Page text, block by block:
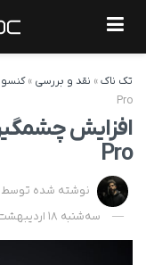
تک ناک» نقد و بررسی »
Pro
Pro
نوشته شده توسط
سه‌شنبه 18 اردیبهشت 1403 - 11:42